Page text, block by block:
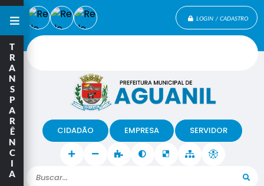
LOGIN / CADASTRO
Buscar...
CIDADÃO EMPRESA SERVIDOR
T
R
A
N
S
P
A
R
Ê
N
C
I
A